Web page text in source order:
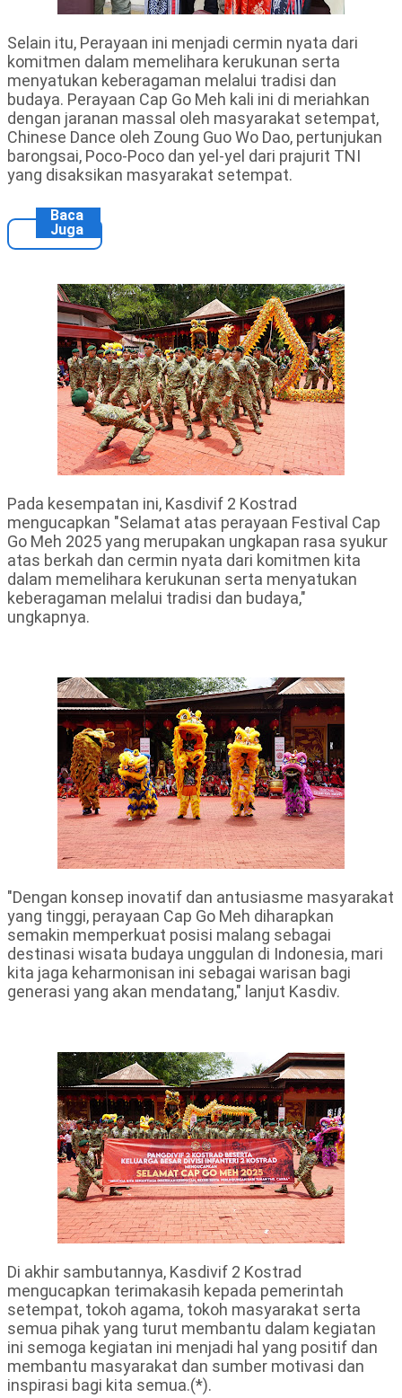
Selain itu, Perayaan ini menjadi cermin nyata dari
komitmen dalam memelihara kerukunan serta
menyatukan keberagaman melalui tradisi dan
budaya. Perayaan Cap Go Meh kali ini di meriahkan
dengan jaranan massal oleh masyarakat setempat,
Chinese Dance oleh Zoung Guo Wo Dao, pertunjukan
barongsai, Poco-Poco dan yel-yel dari prajurit TNI
yang disaksikan masyarakat setempat.
Baca
Juga
Pada kesempatan ini, Kasdivif 2 Kostrad
mengucapkan "Selamat atas perayaan Festival Cap
Go Meh 2025 yang merupakan ungkapan rasa syukur
atas berkah dan cermin nyata dari komitmen kita
dalam memelihara kerukunan serta menyatukan
keberagaman melalui tradisi dan budaya,"
ungkapnya.
"Dengan konsep inovatif dan antusiasme masyarakat
yang tinggi, perayaan Cap Go Meh diharapkan
semakin memperkuat posisi malang sebagai
destinasi wisata budaya unggulan di Indonesia, mari
kita jaga keharmonisan ini sebagai warisan bagi
generasi yang akan mendatang," lanjut Kasdiv.
Di akhir sambutannya, Kasdivif 2 Kostrad
mengucapkan terimakasih kepada pemerintah
setempat, tokoh agama, tokoh masyarakat serta
semua pihak yang turut membantu dalam kegiatan
ini semoga kegiatan ini menjadi hal yang positif dan
membantu masyarakat dan sumber motivasi dan
inspirasi bagi kita semua.(*).